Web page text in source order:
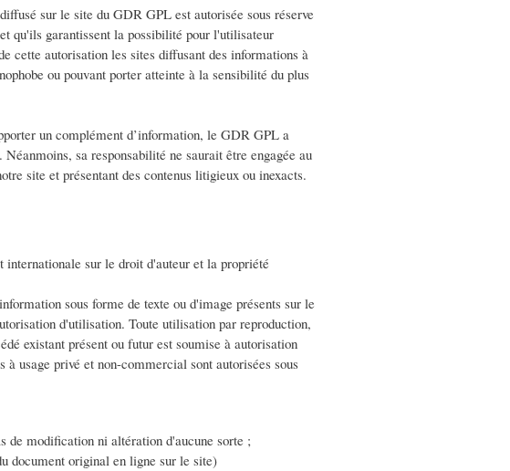
sur le site du GDR GPL est autorisée sous réserve
qu'ils garantissent la possibilité pour l'utilisateur
cette autorisation les sites diffusant des informations à
ou pouvant porter atteinte à la sensibilité du plus
un complément d’information, le GDR GPL a
sa responsabilité ne saurait être engagée au
site et présentant des contenus litigieux ou inexacts.
sur le droit d'auteur et la propriété
sous forme de texte ou d'image présents sur le
d'utilisation. Toute utilisation par reproduction,
existant présent ou futur est soumise à autorisation
usage privé et non-commercial sont autorisées sous
de modification ni altération d'aucune sorte ;
document original en ligne sur le site)